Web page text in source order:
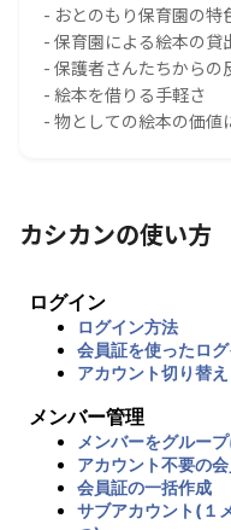
- おとのもり保育園の特
- 保育園による絵本の貸
- 保護者さんたちからの
- 絵本を借りる手軽さ
- 物としての絵本の価値
カシカンの使い方
ログイン
ログイン方法
会員証を使ったロ
アカウント切り替え
メンバー管理
メンバーをグルー
アカウント不要の
会員証の一括作成
サブアカウント(１